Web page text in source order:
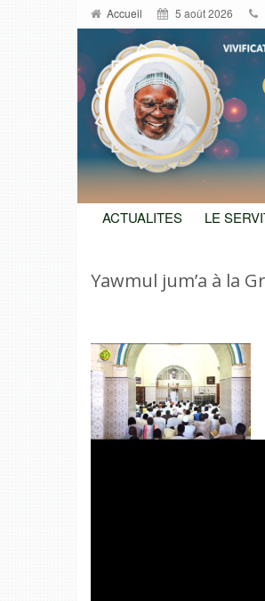
Accueil 5 août 2026
ACTUALITES LE
Yawmul jum’a à la